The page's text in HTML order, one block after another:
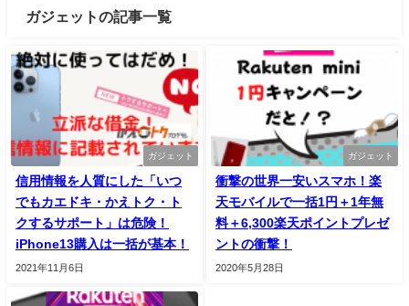
ガジェットの記事一覧
ガジェット
信用情報を人質にした「いつ
でもカエドキ・かえトク・ト
クするサポート」は危険！
iPhone13購入は一括が基本！
2021年11月6日
ガジェット
衝撃の世界一安いスマホ！楽
天モバイルで一括1円＋1年無
料＋6,300楽天ポイントプレゼ
ントの衝撃！
2020年5月28日